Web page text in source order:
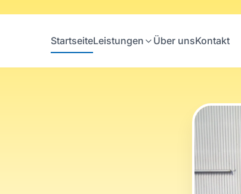
StartseiteLeistungen Über unsKontakt